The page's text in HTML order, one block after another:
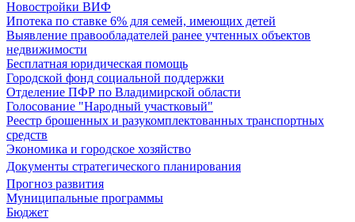
Новостройки ВИФ
Ипотека по ставке 6% для семей, имеющих детей
Выявление правообладателей ранее учтенных объектов
недвижимости
Бесплатная юридическая помощь
Городской фонд социальной поддержки
Отделение ПФР по Владимирской области
Голосование "Народный участковый"
Реестр брошенных и разукомплектованных транспортных
средств
Экономика и городское хозяйство
Документы стратегического планирования
Прогноз развития
Муниципальные программы
Бюджет